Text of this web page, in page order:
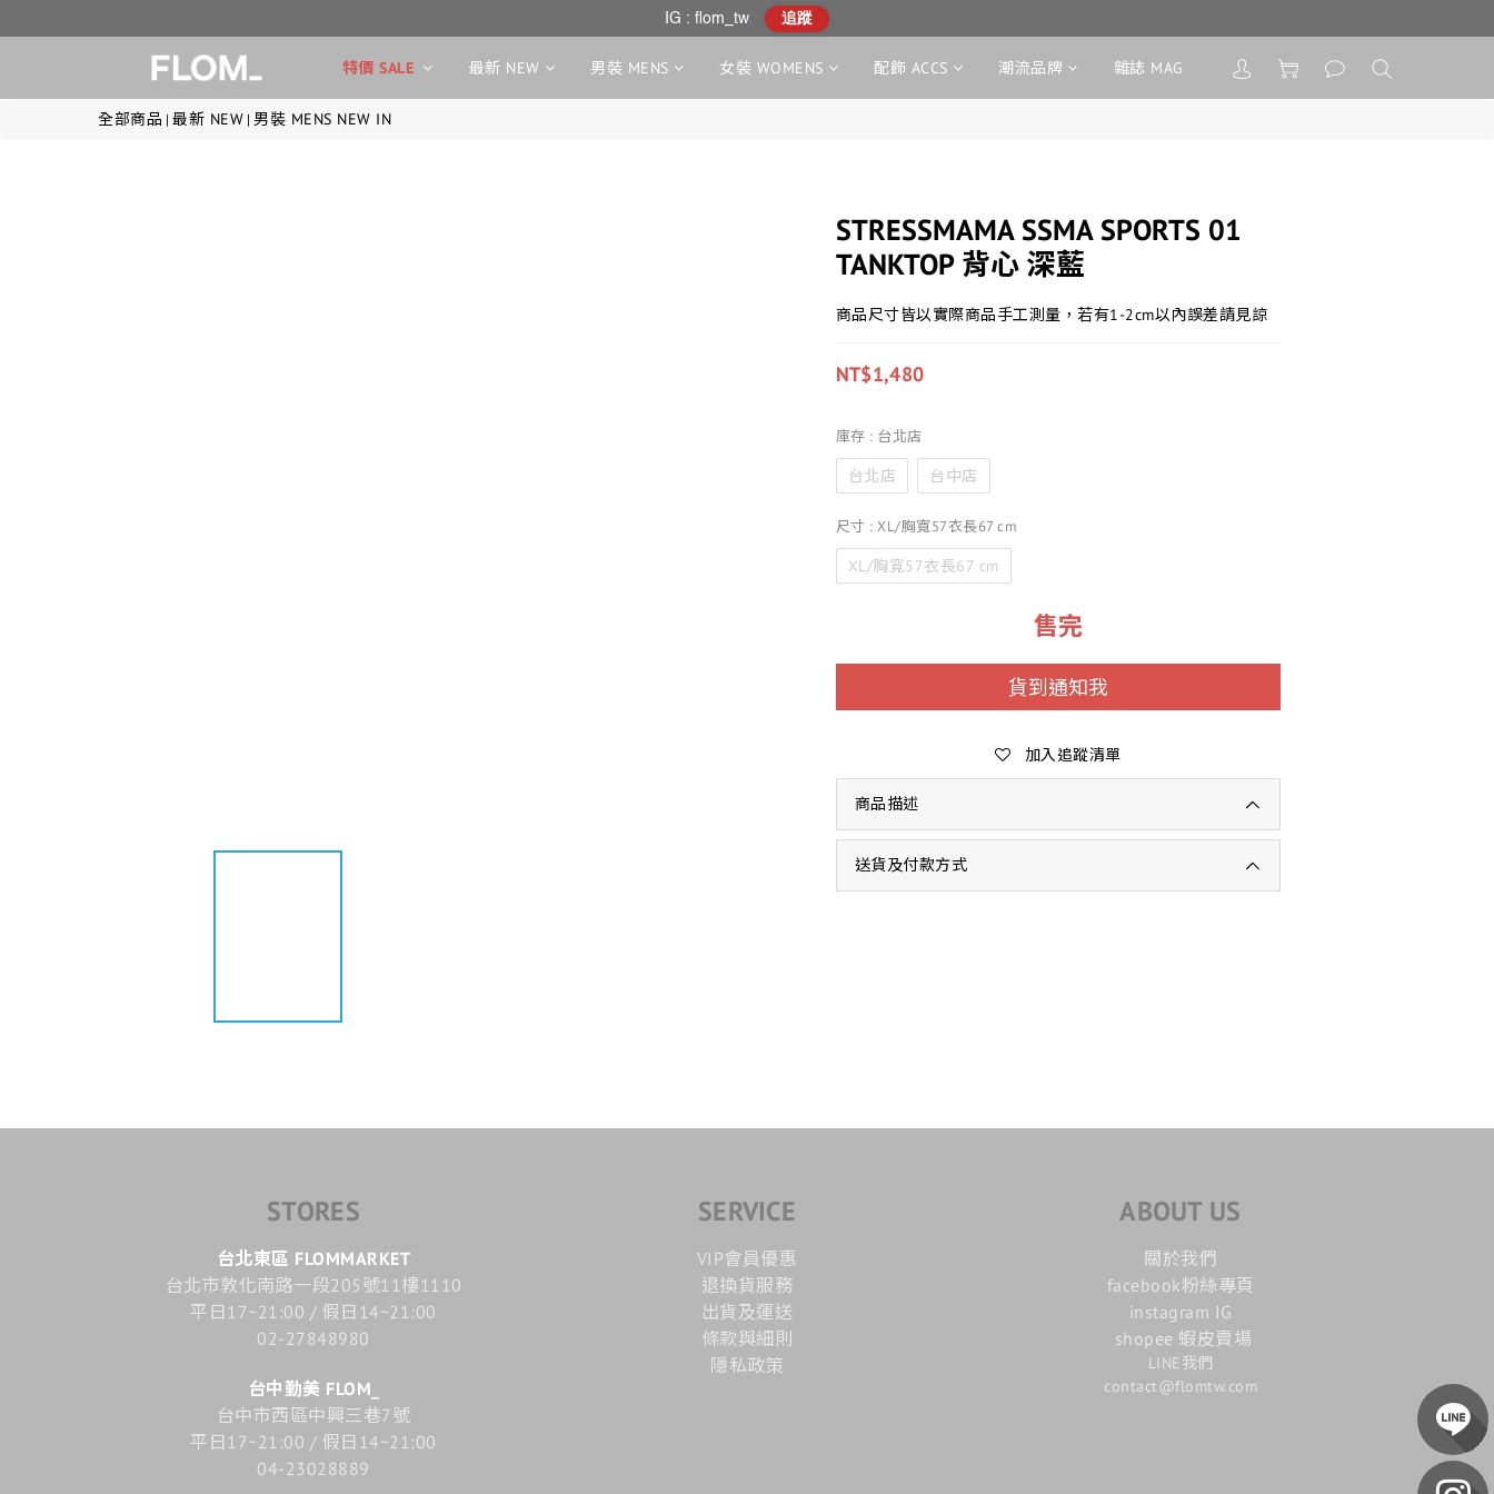
特價 SALE 最新 NEW 男裝 MENS 女裝 WOMENS 配飾 ACCS 潮流品牌 雜誌 MAG
全部商品 | 最新 NEW | 男裝 MENS NEW IN
STRESSMAMA SSMA SPORTS 01
TANKTOP 背心 深藍
商品尺寸皆以實際商品手工測量，若有1-2cm以內誤差請見諒
NT$1,480
庫存 : 台北店
台北店 台中店
尺寸 : XL/胸寬57衣長67 cm
XL/胸寬57衣長67 cm
售完
貨到通知我
加入追蹤清單
商品描述
送貨及付款方式
STORES
台北東區 FLOMMARKET
台北市敦化南路一段205號11樓1110
平日17~21:00 / 假日14~21:00
02-27848980
台中勤美 FLOM_
台中市西區中興三巷7號
平日17~21:00 / 假日14~21:00
04-23028889
SERVICE
VIP會員優惠
退換貨服務
出貨及運送
條款與細則
隱私政策
ABOUT US
關於我們
facebook粉絲專頁
instagram IG
shopee 蝦皮賣場
LINE我們
contact@flomtw.com
IG : flom_tw 追蹤